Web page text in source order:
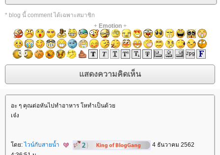
* blog นี้ comment ได้เฉพาะสมาชิก
+ Emotion+
อะ ๆ คุณต่อหันไปทำอาหาร โหทำเป็นด้ว
เจ๋ง
ดย:ไวน์กับสายน้ำ
4 ธันวาคม 2562